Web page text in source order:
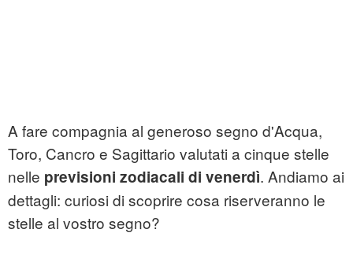
A fare compagnia al generoso segno d'Acqua,
Toro, Cancro e Sagittario valutati a cinque stelle
nelle previsioni zodiacali di venerdì. Andiamo ai
dettagli: curiosi di scoprire cosa riserveranno le
stelle al vostro segno?